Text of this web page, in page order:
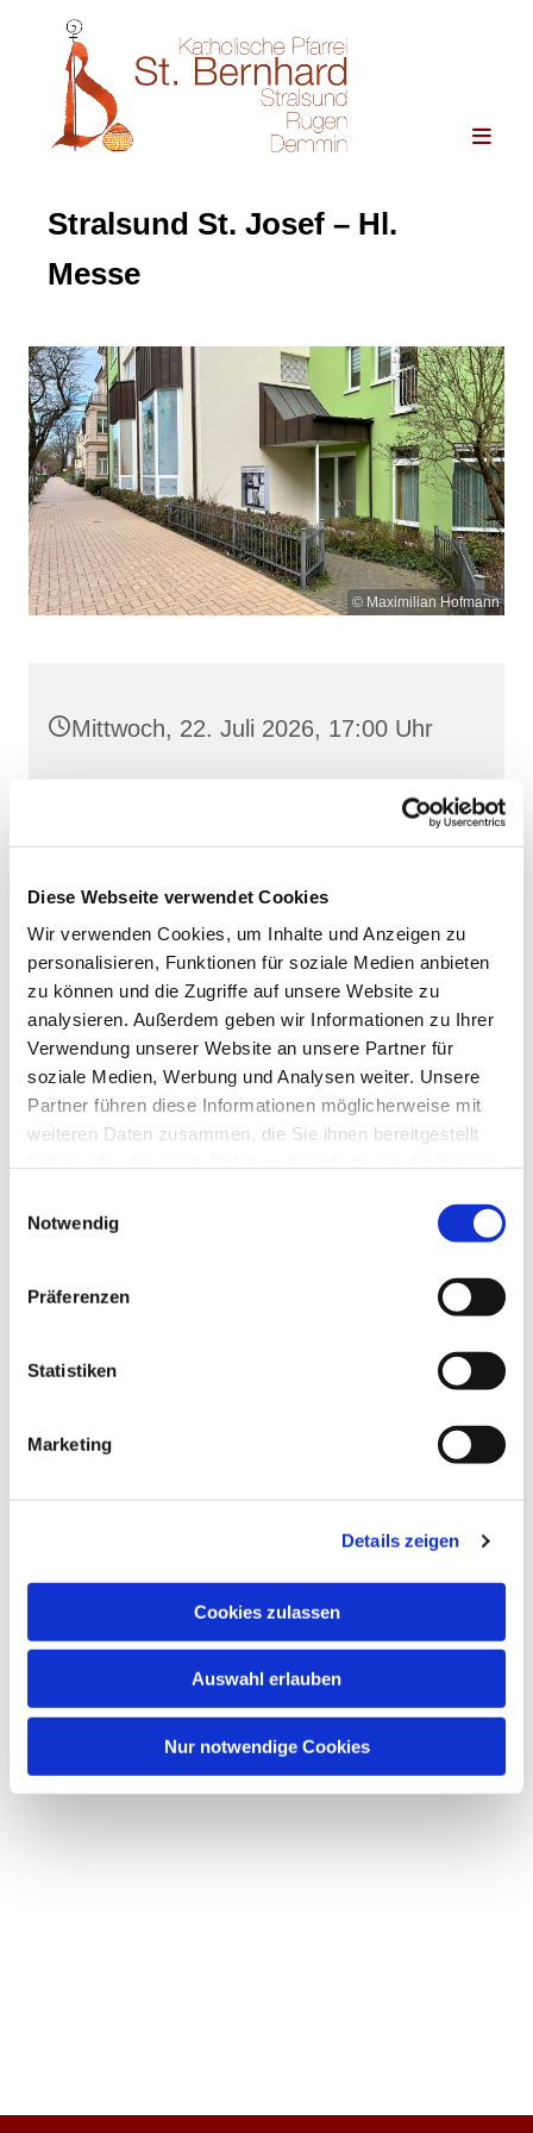
Diese Webseite verwendet Cookies
Wir verwenden Cookies, um Inhalte und Anzeigen zu
personalisieren, Funktionen für soziale Medien anbieten
zu können und die Zugriffe auf unsere Website zu
analysieren. Außerdem geben wir Informationen zu Ihrer
Verwendung unserer Website an unsere Partner für
soziale Medien, Werbung und Analysen weiter. Unsere
Partner führen diese Informationen möglicherweise mit
weiteren Daten zusammen, die Sie ihnen bereitgestellt
Notwendig
Präferenzen
Statistiken
Marketing
Details zeigen
Cookies zulassen
Auswahl erlauben
Nur notwendige Cookies
Stralsund St. Josef – Hl.
Messe
© Maximilian Hofmann
Mittwoch, 22. Juli 2026, 17:00 Uhr
St. Josef, Stralsund, Jungfernstieg